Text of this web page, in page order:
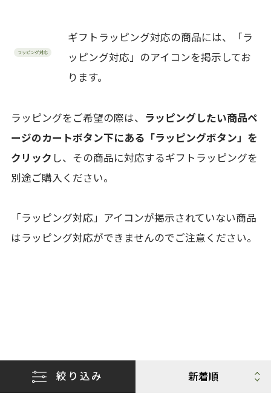
ギフトラッピング対応の商品には、「ラ
ッピング対応」のアイコンを掲示してお
ります。
ラッピングをご希望の際は、 ラッピングしたい商品ペ
ージのカートボタン下にある「ラッピングボタン」を
クリック し、その商品に対応するギフトラッピングを
別途ご購入ください。
「ラッピング対応」アイコンが掲示されていない商品
はラッピング対応ができませんのでご注意ください。
絞り込み